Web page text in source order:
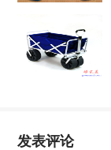
发表评论